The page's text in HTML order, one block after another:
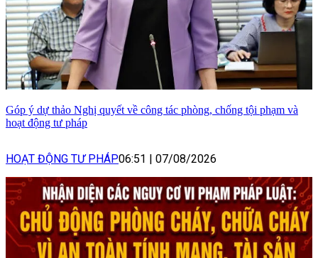
Góp ý dự thảo Nghị quyết về công tác phòng, chống tội phạm và
hoạt động tư pháp
HOẠT ĐỘNG TƯ PHÁP06:51 07/08/2026